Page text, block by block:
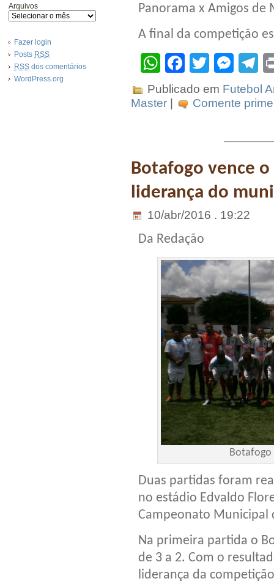
Arquivos
Fazer login
Posts RSS
RSS dos comentários
WordPress.org
Panorama x Amigos de
A final da competição
WhatsApp
Facebook
Twitter
Publicado em Futebol
Master
Comente
Botafogo vence o
liderança do
10/abr/2016 . 19:22
Da Redação
Botafogo
Duas partidas foram
no estádio Edvaldo
Campeonato Municipal
Na primeira partida o
de 3 a 2. Com o
liderança da